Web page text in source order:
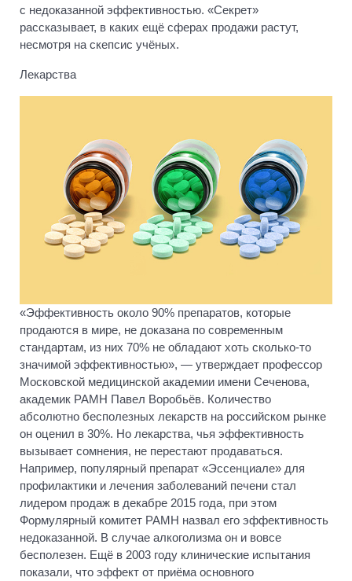
с недоказанной эффективностью. «Секрет»
рассказывает, в каких ещё сферах продажи растут,
несмотря на скепсис учёных.
Лекарства
«Эффективность около 90% препаратов, которые
продаются в мире, не доказана по современным
стандартам, из них 70% не обладают хоть сколько-то
значимой эффективностью», — утверждает профессор
Московской медицинской академии имени Сеченова,
академик РАМН Павел Воробьёв. Количество
абсолютно бесполезных лекарств на российском рынке
он оценил в 30%. Но лекарства, чья эффективность
вызывает сомнения, не перестают продаваться.
Например, популярный препарат «Эссенциале» для
профилактики и лечения заболеваний печени стал
лидером продаж в декабре 2015 года, при этом
Формулярный комитет РАМН назвал его эффективность
недоказанной. В случае алкоголизма он и вовсе
бесполезен. Ещё в 2003 году клинические испытания
показали, что эффект от приёма основного